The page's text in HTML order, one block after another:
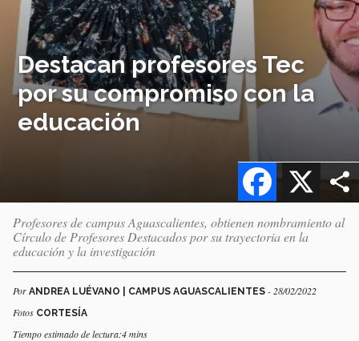
Destacan profesores Tec
por su compromiso con la
educación
X
Facebook
Profesores de campus Aguascalientes, obtienen nombramiento al
Círculo de Profesores Destacados por su trayectoria en la
educación y la investigación
Por ANDREA LUÉVANO | CAMPUS AGUASCALIENTES - 28/02/2022
Fotos CORTESÍA
Tiempo estimado de lectura:4 mins